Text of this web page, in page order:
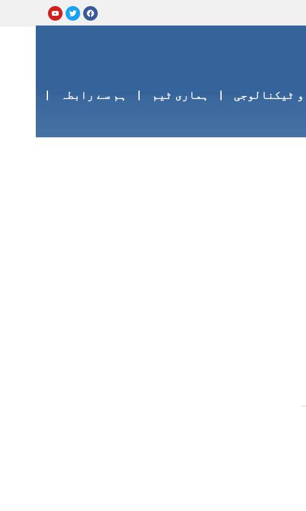
ٹیکنالوجی ہماری ٹیم ہم سے رابطہ